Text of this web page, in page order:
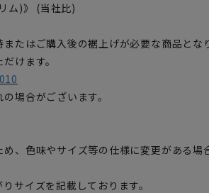
ム)》 (当社比)
たはご購入後の裾上げが必要な商品とな
けます。
場合がございます。
、色味やサイズ等の仕様に変更がある場
サイズを記載しております。